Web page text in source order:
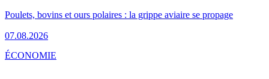
Poulets, bovins et ours polaires : la grippe aviaire se propage
07.08.2026
ÉCONOMIE